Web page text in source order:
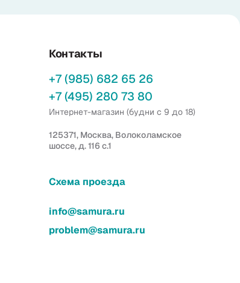
Контакты
+7 (985) 682 65 26
+7 (495) 280 73 80
Интернет-магазин (будни с 9 до 18)
125371, Москва, Волоколамское
шоссе, д. 116 с.1
Схема проезда
info@samura.ru
problem@samura.ru